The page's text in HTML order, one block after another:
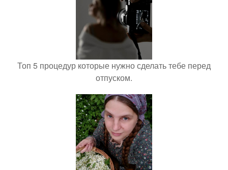
Топ 5 процедур которые нужно сделать тебе перед
отпуском.